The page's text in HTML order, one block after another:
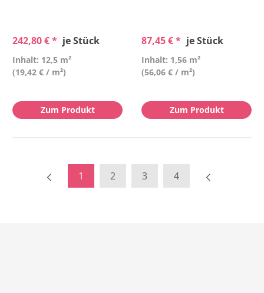
242,80 € * je Stück
Inhalt: 12,5 m²
(19,42 € / m²)
Zum Produkt
87,45 € * je Stück
Inhalt: 1,56 m²
(56,06 € / m²)
Zum Produkt
1 2 3 4